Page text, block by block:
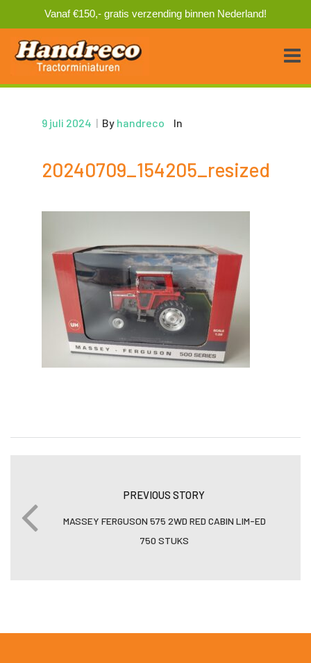
Vanaf €150,- gratis verzending binnen Nederland!
9 juli 2024 | By handreco In
20240709_154205_resized
PREVIOUS STORY
MASSEY FERGUSON 575 2WD RED CABIN LIM-ED
750 STUKS